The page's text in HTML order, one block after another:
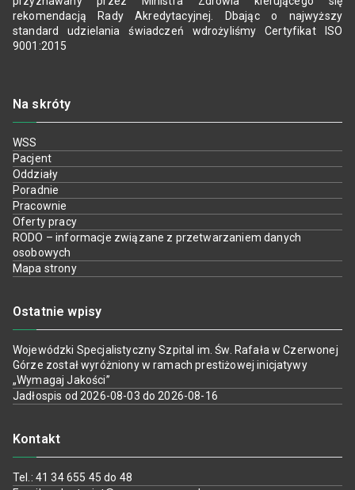
rekomendacją Rady Akredytacyjnej. Dbając o najwyższy
standard udzielania świadczeń wdrożyliśmy Certyfikat ISO
9001:2015
Na skróty
WSS
Pacjent
Oddziały
Poradnie
Pracownie
Oferty pracy
RODO – informacje związane z przetwarzaniem danych
osobowych
Mapa strony
Ostatnie wpisy
Wojewódzki Specjalistyczny Szpital im. Św. Rafała w Czerwonej
Górze został wyróżniony w ramach prestiżowej inicjatywy
„Wymagaj Jakości”
Jadłospis od 2026-08-03 do 2026-08-16
Kontakt
Tel.: 41 34 655 45 do 48